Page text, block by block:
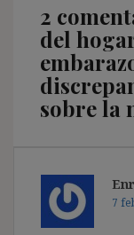
2
del
sobre la
7